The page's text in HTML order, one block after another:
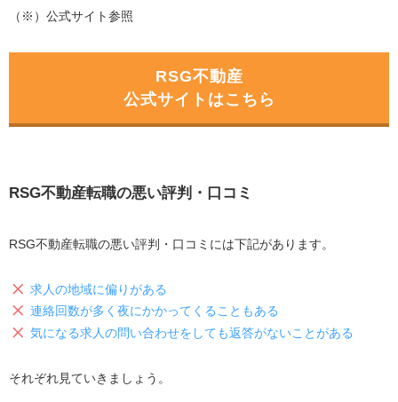
（※）公式サイト参照
RSG不動産
公式サイトはこちら
RSG不動産転職の悪い評判・口コミ
RSG不動産転職の悪い評判・口コミには下記があります。
求人の地域に偏りがある
連絡回数が多く夜にかかってくることもある
気になる求人の問い合わせをしても返答がないことがある
それぞれ見ていきましょう。